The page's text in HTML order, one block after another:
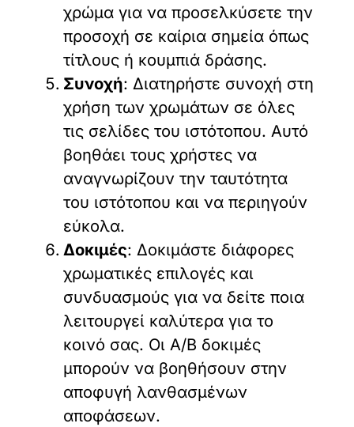
χρώμα για να προσελκύσετε την
προσοχή σε καίρια σημεία όπως
τίτλους ή κουμπιά δράσης.
Συνοχή: Διατηρήστε συνοχή στη
χρήση των χρωμάτων σε όλες
τις σελίδες του ιστότοπου. Αυτό
βοηθάει τους χρήστες να
αναγνωρίζουν την ταυτότητα
του ιστότοπου και να περιηγούν
εύκολα.
Δοκιμές: Δοκιμάστε διάφορες
χρωματικές επιλογές και
συνδυασμούς για να δείτε ποια
λειτουργεί καλύτερα για το
κοινό σας. Οι A/B δοκιμές
μπορούν να βοηθήσουν στην
αποφυγή λανθασμένων
αποφάσεων.